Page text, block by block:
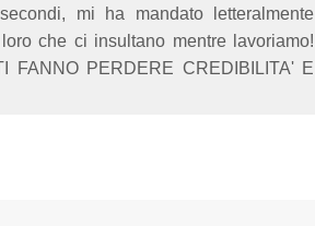
mi ha mandato letteralmente
che ci insultano mentre lavoriamo!
FANNO PERDERE CREDIBILITA' E